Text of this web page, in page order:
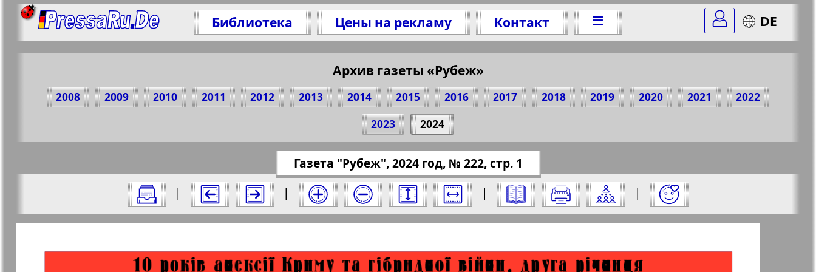
Библиотека Цены на рекламу Контакт ☰ DE
Архив газеты «Рубеж»
2008 2009 2010 2011 2012 2013 2014 2015 2016 2017 2018 2019 2020 2021
2022
2023
2024
Все номера газеты "Рубеж" за 2024 год. Выберите номер и нажмите на него:
Газета "Рубеж", 2024 год, № 222, стр. 1
|
| | |
Страницы газеты "Рубеж". Номер: 222, 2024 год. Выберите страницу и нажмите на нее:
Поделитесь 1 стр. газеты "Rubezh", № 222, 2024 г.
(Нажмите, чтобы скопировать ссылку)
https://pressaru.eu/?pub=rubezh&god=2024&nomer=222&str=1